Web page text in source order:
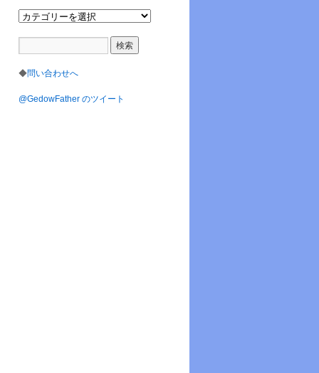
+0900
◆問い合わせへ
@GedowFather のツイート